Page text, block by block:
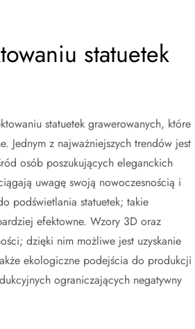
statuetek
statuetek grawerowanych, które
Jednym z najważniejszych trendów jest
osób poszukujących eleganckich
uwagę swoją nowoczesnością i
podświetlania statuetek; takie
efektowne. Wzory 3D oraz
dzięki nim możliwe jest uzyskanie
ekologiczne podejścia do produkcji
ograniczających negatywny